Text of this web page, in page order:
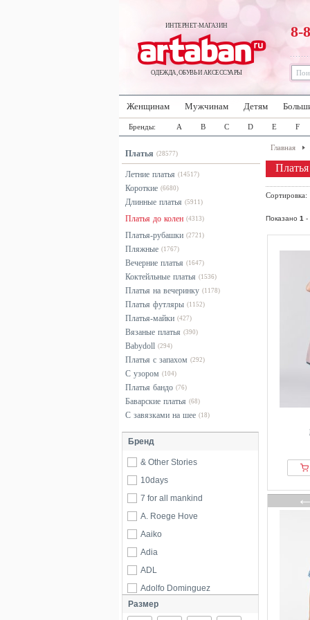
ИНТЕРНЕТ-МАГАЗИН
ОДЕЖДА, ОБУВЬ И АКСЕССУАРЫ
8-
Женщинам Мужчинам Детям
Бренды: A B C D E F
Платья (28577)
Летние платья (14517)
Короткие (6680)
Длинные платья (5911)
Платья до колен (4313)
Платья-рубашки (2721)
Пляжные (1767)
Вечерние платья (1647)
Коктейльные платья (1536)
Платья на вечеринку (1178)
Платья футляры (1152)
Платья-майки (427)
Вязаные платья (390)
Babydoll (294)
Платья с запахом (292)
С узором (104)
Платья бандо (76)
Баварские платья (68)
С завязками на шее (18)
Бренд
& Other Stories
10days
7 for all mankind
A. Roege Hove
Aaiko
Adia
ADL
Adolfo Dominguez
Adrianna Papell
Размер
Главная
Сортировка:
Показано 1 -